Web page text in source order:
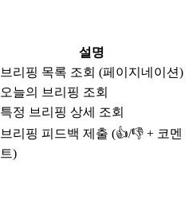
설명
브리핑 목록 조회 (페이지네이션)
오늘의 브리핑 조회
특정 브리핑 상세 조회
브리핑 피드백 제출 (👍/👎 + 코멘
트)